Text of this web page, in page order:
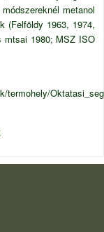
metanol
(Felföldy 1963, 1974,
mtsai 1980; MSZ ISO
termohely/